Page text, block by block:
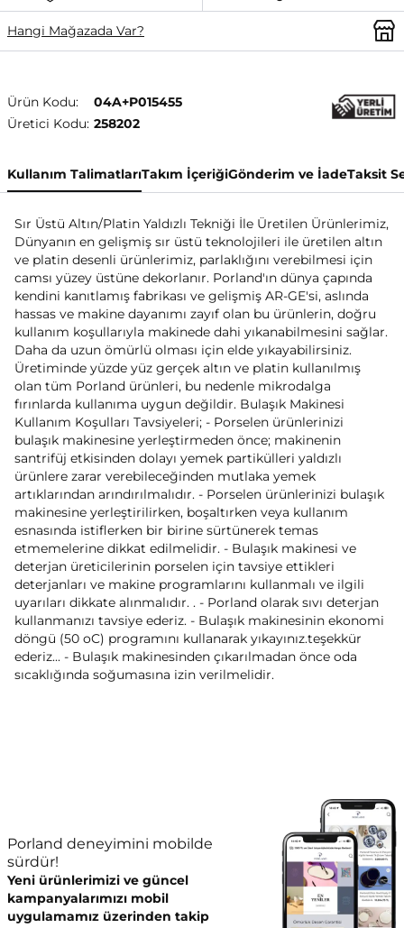
Hangi Mağazada Var?
Ürün Kodu:
04A+P015455
Üretici Kodu: 258202
Kullanım TalimatlarıTakım İçeriğiGönderim ve İadeTaksit
Sır Üstü Altın/Platin Yaldızlı Tekniği İle Üretilen Ürünlerimiz,
Dünyanın en gelişmiş sır üstü teknolojileri ile üretilen altın
ve platin desenli ürünlerimiz, parlaklığını verebilmesi için
camsı yüzey üstüne dekorlanır. Porland'ın dünya çapında
kendini kanıtlamış fabrikası ve gelişmiş AR-GE'si, aslında
hassas ve makine dayanımı zayıf olan bu ürünlerin, doğru
kullanım koşullarıyla makinede dahi yıkanabilmesini sağlar.
Daha da uzun ömürlü olması için elde yıkayabilirsiniz.
Üretiminde yüzde yüz gerçek altın ve platin kullanılmış
olan tüm Porland ürünleri, bu nedenle mikrodalga
fırınlarda kullanıma uygun değildir. Bulaşık Makinesi
Kullanım Koşulları Tavsiyeleri; - Porselen ürünlerinizi
bulaşık makinesine yerleştirmeden önce; makinenin
santrifüj etkisinden dolayı yemek partikülleri yaldızlı
ürünlere zarar verebileceğinden mutlaka yemek
artıklarından arındırılmalıdır. - Porselen ürünlerinizi bulaşık
makinesine yerleştirilirken, boşaltırken veya kullanım
esnasında istiflerken bir birine sürtünerek temas
etmemelerine dikkat edilmelidir. - Bulaşık makinesi ve
deterjan üreticilerinin porselen için tavsiye ettikleri
deterjanları ve makine programlarını kullanmalı ve ilgili
uyarıları dikkate alınmalıdır. . - Porland olarak sıvı deterjan
kullanmanızı tavsiye ederiz. - Bulaşık makinesinin ekonomi
döngü (50 oC) programını kullanarak yıkayınız.teşekkür
ederiz... - Bulaşık makinesinden çıkarılmadan önce oda
sıcaklığında soğumasına izin verilmelidir.
Porland deneyimini mobilde
sürdür!
Yeni ürünlerimizi ve güncel
kampanyalarımızı mobil
uygulamamız üzerinden takip